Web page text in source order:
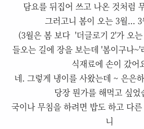
담요를 뒤집어 쓰고 나온 것처럼
그러고니 봄이 오는 3월...
(3월은 봄 보다 '더글로기 2'가 오
들오는 길에 장을 보는데 '봄이구나~'
식재료에 손이 갔어
네. 그렇게 냉이를 사왔는데 ~ 은은
당장 뭔가를 해먹고 싶었
국이나 무침을 하려면 밥도 하고 다
니